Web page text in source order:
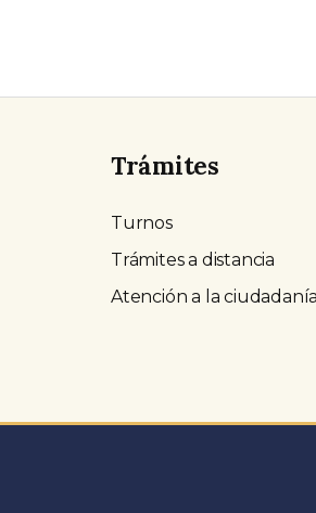
Trámites
Turnos
Trámites a distancia
Atención a la ciudadanía